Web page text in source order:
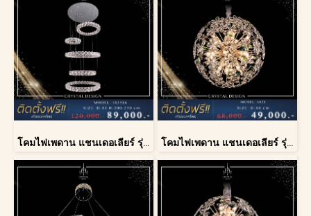
โคมไฟเพดาน แชนเดอเลียร์ รุ่น 183586 โคมไฟเพดาน แชนเดอเลียร์ รุ่น A028-D60